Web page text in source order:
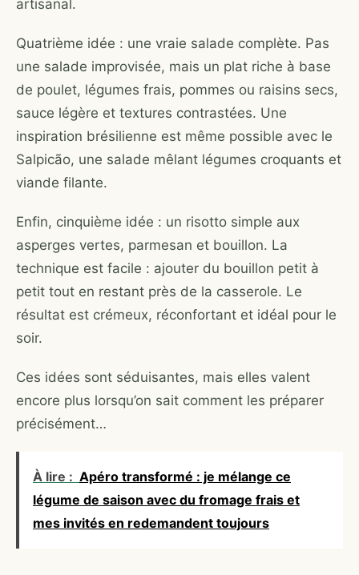
artisanal.
Quatrième idée : une vraie salade complète. Pas
une salade improvisée, mais un plat riche à base
de poulet, légumes frais, pommes ou raisins secs,
sauce légère et textures contrastées. Une
inspiration brésilienne est même possible avec le
Salpicão, une salade mêlant légumes croquants et
viande filante.
Enfin, cinquième idée : un risotto simple aux
asperges vertes, parmesan et bouillon. La
technique est facile : ajouter du bouillon petit à
petit tout en restant près de la casserole. Le
résultat est crémeux, réconfortant et idéal pour le
soir.
Ces idées sont séduisantes, mais elles valent
encore plus lorsqu’on sait comment les préparer
précisément…
À lire : Apéro transformé : je mélange ce
légume de saison avec du fromage frais et
mes invités en redemandent toujours